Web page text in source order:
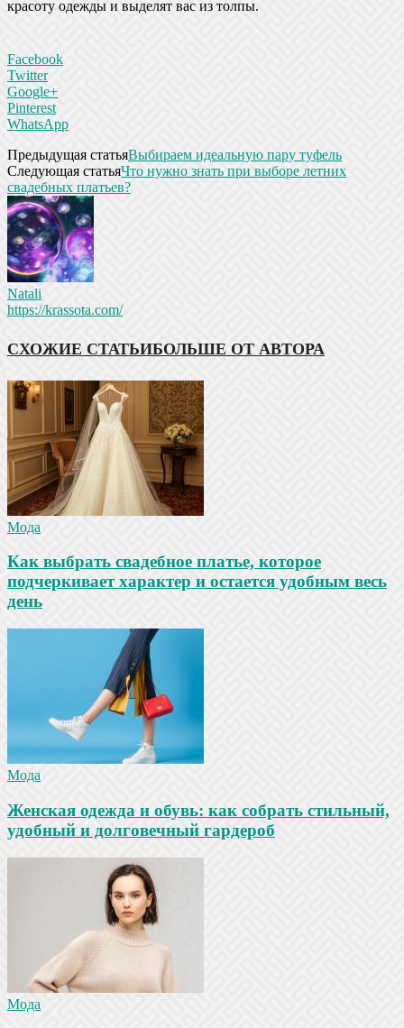
красоту одежды и выделят вас из толпы.
Facebook
Twitter
Google+
Pinterest
WhatsApp
Предыдущая статьяВыбираем идеальную пару туфель
Следующая статьяЧто нужно знать при выборе летних
свадебных платьев?
Natali
https://krassota.com/
СХОЖИЕ СТАТЬИБОЛЬШЕ ОТ АВТОРА
Мода
Как выбрать свадебное платье, которое
подчеркивает характер и остается удобным весь
день
Мода
Женская одежда и обувь: как собрать стильный,
удобный и долговечный гардероб
Мода